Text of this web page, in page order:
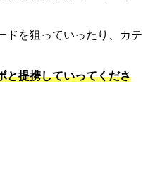
ドを狙っていったり、カテ
と提携していってくださ